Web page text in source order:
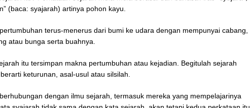
(baca: syajarah) artinya pohon kayu.
terus-menerus dari bumi ke udara dengan mempunyai cabang,
atau bunga serta buahnya.
itu tersimpan makna pertumbuhan atau kejadian. Begitulah sejarah
keturunan, asal-usul atau silsilah.
dengan ilmu sejarah, termasuk mereka yang mempelajarinya